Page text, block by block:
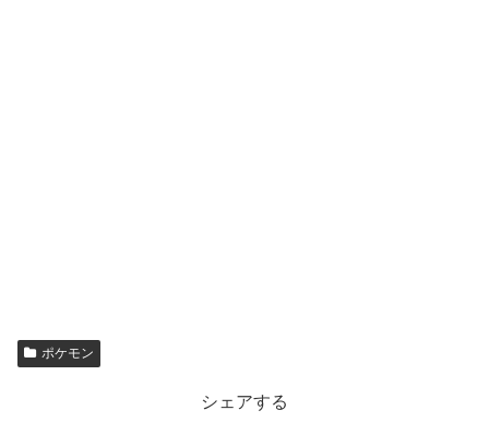
ポケモン
シェアする